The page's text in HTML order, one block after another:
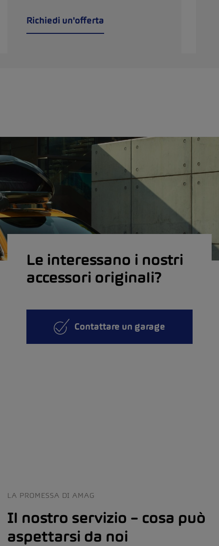
Richiedi un'offerta
Le interessano i nostri
accessori originali?
Contattare un garage
LA PROMESSA DI AMAG
Il nostro servizio – cosa può
aspettarsi da noi